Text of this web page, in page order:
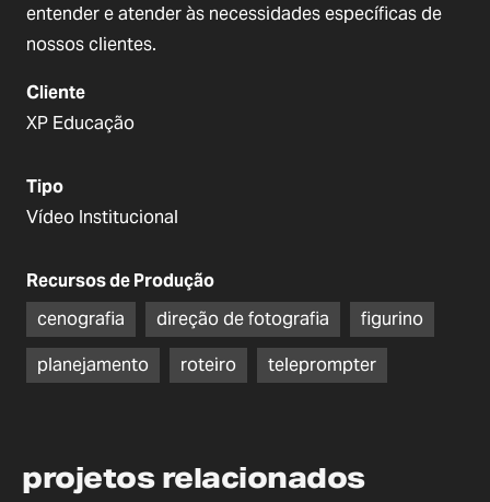
entender e atender às necessidades específicas de
nossos clientes.
Cliente
XP Educação
Tipo
Vídeo Institucional
Recursos de Produção
cenografia
direção de fotografia
figurino
planejamento
roteiro teleprompter
projetos relacionados